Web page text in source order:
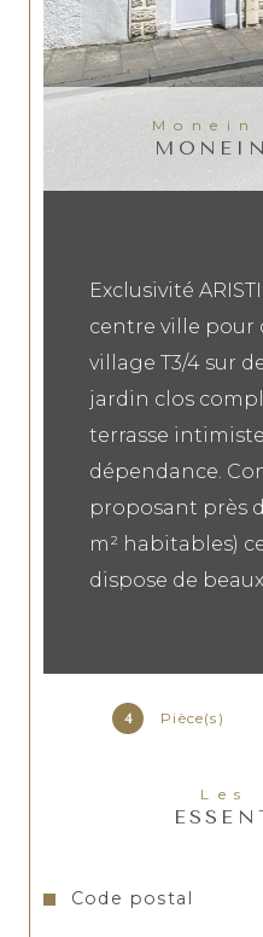
4 Pièce(s)
Caractéristiques Valeurs
Code postal
Exclusivité
centre ville pour
village T3/4 sur
jardin clos
terrasse
dépendance.
proposant près
m² habitables)
dispose de
tout son
sans vis-à-vis et
Les informations sur les
exposé sont disponibles